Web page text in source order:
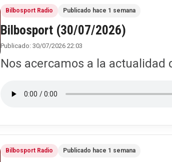
Bilbosport Radio Publicado hace 1 semana
Bilbosport (30/07/2026)
Publicado: 30/07/2026 22:03
Nos acercamos a la actualidad
Bilbosport Radio Publicado hace 1 semana